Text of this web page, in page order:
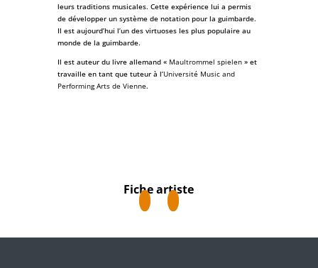
leurs traditions musicales. Cette expérience lui a permis
de développer un système de notation pour la guimbarde.
Il est aujourd’hui l’un des virtuoses les plus populaire au
monde de la guimbarde.
Il est auteur du livre allemand «Maultrommel spielen» et
travaille en tant que tuteur à l’Université Music and
Performing Arts de Vienne.
Fiche artiste